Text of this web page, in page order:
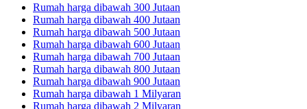
Rumah harga dibawah 300 Jutaan
Rumah harga dibawah 400 Jutaan
Rumah harga dibawah 500 Jutaan
Rumah harga dibawah 600 Jutaan
Rumah harga dibawah 700 Jutaan
Rumah harga dibawah 800 Jutaan
Rumah harga dibawah 900 Jutaan
Rumah harga dibawah 1 Milyaran
Rumah harga dibawah 2 Milyaran